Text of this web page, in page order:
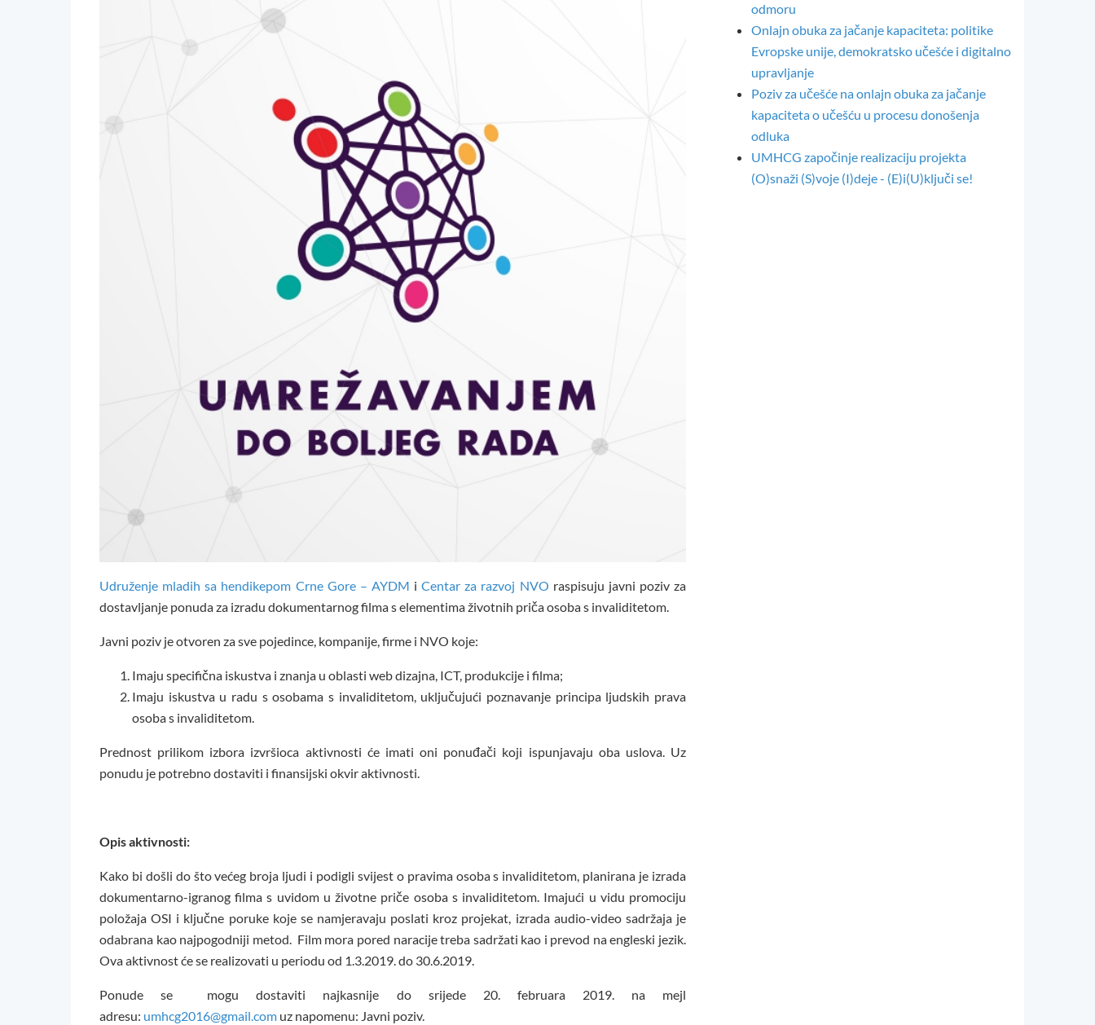
Udruženje mladih sa hendikepom Crne Gore – AYDM iCentar za razvoj NVO raspisuju javni poziv za
dostavljanje ponuda za izradu dokumentarnog filma s elementima životnih priča osoba s invaliditetom.
Javni poziv je otvoren za sve pojedince, kompanije, firme i NVO koje:
Imaju specifična iskustva i znanja u oblasti web dizajna, ICT, produkcije i filma;
Imaju iskustva u radu s osobama s invaliditetom, uključujući poznavanje principa ljudskih prava
osoba s invaliditetom.
Prednost prilikom izbora izvršioca aktivnosti će imati oni ponuđači koji ispunjavaju oba uslova. Uz
ponudu je potrebno dostaviti i finansijski okvir aktivnosti.
Opis aktivnosti:
Kako bi došli do što većeg broja ljudi i podigli svijest o pravima osoba s invaliditetom, planirana je izrada
dokumentarno-igranog filma s uvidom u životne priče osoba s invaliditetom. Imajući u vidu promociju
položaja OSI i ključne poruke koje se namjeravaju poslati kroz projekat, izrada audio-video sadržaja je
odabrana kao najpogodniji metod. Film mora pored naracije treba sadržati kao i prevod na engleski jezik.
Ova aktivnost će se realizovati u periodu od 1.3.2019. do 30.6.2019.
Ponude se mogu dostaviti najkasnije do srijede 20. februara 2019. na mejl
adresu: umhcg2016@gmail.com uz napomenu: Javni poziv.
odmoru
Onlajn obuka za jačanje kapaciteta: politike
Evropske unije, demokratsko učešće i digitalno
upravljanje
Poziv za učešće na onlajn obuka za jačanje
kapaciteta o učešću u procesu donošenja
odluka
UMHCG započinje realizaciju projekta
(O)snaži (S)voje (I)deje - (E)i(U)ključi se!